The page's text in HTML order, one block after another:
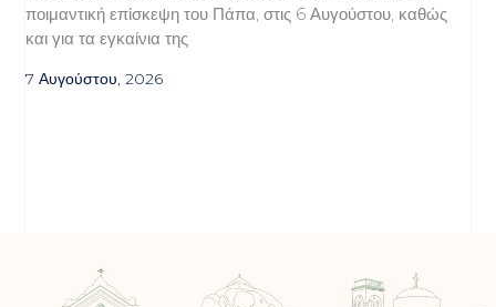
ποιμαντική επίσκεψη του Πάπα, στις 6 Αυγούστου, καθώς
και για τα εγκαίνια της
7 Αυγούστου, 2026